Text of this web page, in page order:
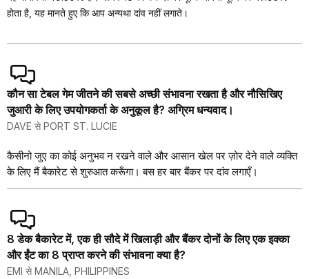
होता है, यह मानते हुए कि आप अन्यथा दांव नहीं लगाते।
कौन सा टेबल गेम जीतने की सबसे अच्छी संभावना रखता है और नौसिखिए
जुआरी के लिए उपयोगकर्ता के अनुकूल है? अग्रिम धन्यवाद।
DAVE से PORT ST. LUCIE
कैसीनो जुए का कोई अनुभव न रखने वाले और आसान खेल पर ज़ोर देने वाले व्यक्ति
के लिए मैं बैकारेट से शुरुआत करूँगा। बस हर बार बैंकर पर दांव लगाएँ।
8 डेक बैकारेट में, एक ही सौदे में खिलाड़ी और बैंकर दोनों के लिए एक इक्का
और ईंट का 8 प्राप्त करने की संभावना क्या है?
EMI से MANILA, PHILIPPINES